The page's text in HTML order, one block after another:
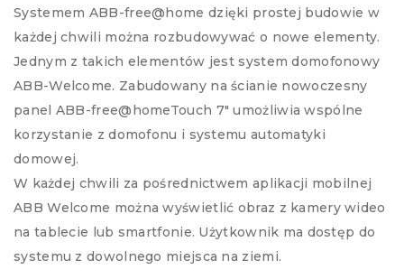
Systemem ABB-free@home dzięki prostej budowie w
każdej chwili można rozbudowywać o nowe elementy.
Jednym z takich elementów jest system domofonowy
ABB-Welcome. Zabudowany na ścianie nowoczesny
panel ABB-free@homeTouch 7″ umożliwia wspólne
korzystanie z domofonu i systemu automatyki
domowej.
W każdej chwili za pośrednictwem aplikacji mobilnej
ABB Welcome można wyświetlić obraz z kamery wideo
na tablecie lub smartfonie. Użytkownik ma dostęp do
systemu z dowolnego miejsca na ziemi.